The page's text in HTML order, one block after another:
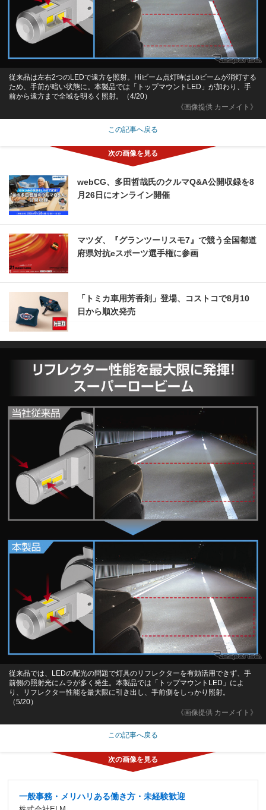
《画像提供 カーメイト》
従来品は左右2つのLEDで遠方を照射。Hiビーム点灯時はLoビームが消灯する
ため、手前が暗い状態に。本製品では「トップマウントLED」が加わり、手
前から遠方まで全域を明るく照射。（4/20）
この記事へ戻る
webCG、多田哲哉氏のクルマQ&A公開収録を8
月26日にオンライン開催
マツダ、『グランツーリスモ7』で競う全国都道
府県対抗eスポーツ選手権に参画
「トミカ車用芳香剤」登場、コストコで8月10
日から順次発売
《画像提供 カーメイト》
従来品では、LEDの配光の問題で灯具のリフレクターを有効活用できず、手
前側の照射光にムラが多く発生。本製品では「トップマウントLED」によ
り、リフレクター性能を最大限に引き出し、手前側をしっかり照射。
（5/20）
この記事へ戻る
一般事務・メリハリある働き方・未経験歓迎